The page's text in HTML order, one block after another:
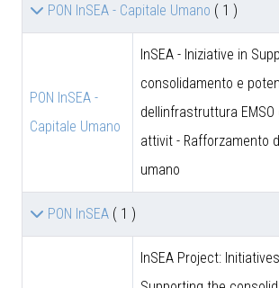
PON InSEA - Capitale Umano ( 1 )
PON InSEA -
Capitale Umano
InSEA - Iniziative in
consolidamento e
dellinfrastruttura EMSO
attivit - Rafforzamento
umano
PON InSEA ( 1 )
InSEA Project: